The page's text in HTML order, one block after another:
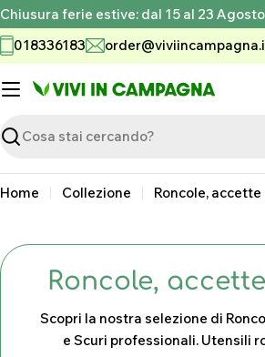
Vai
al
contenuto
Chiusura ferie estive: dal 15 al 23 Agosto
018336183
Ricerca
Home Collezione Roncole, accette
C
o
Roncole,
Scopri la nostra selezione di
e Scuri professionali. Utensili